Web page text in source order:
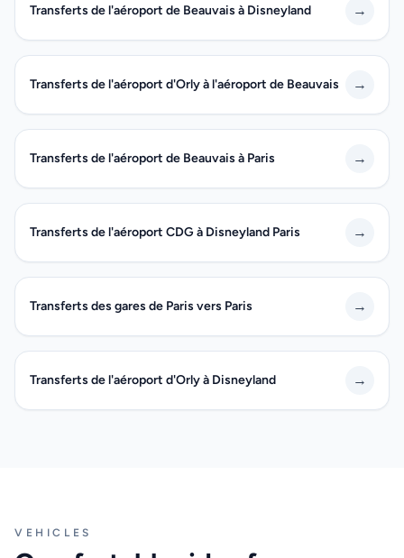
Transferts de l'aéroport de Beauvais à Disneyland →
Transferts de l'aéroport d'Orly à l'aéroport de Beauvais →
Transferts de l'aéroport de Beauvais à Paris →
Transferts de l'aéroport CDG à Disneyland Paris →
Transferts des gares de Paris vers Paris →
Transferts de l'aéroport d'Orly à Disneyland →
VEHICLES